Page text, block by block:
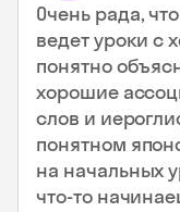
Очень рада,
ведет уроки с
понятно
хорошие
слов и
понятном
на начальных
что-то